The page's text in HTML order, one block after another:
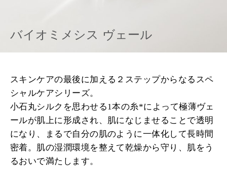
バイオミメシス ヴェール
スキンケアの最後に加える２ステップからなるスペ
シャルケアシリーズ。
小石丸シルクを思わせる1本の糸*によって極薄ヴェ
ールが肌上に形成され、肌になじませることで透明
になり、まるで自分の肌のように一体化して長時間
密着。肌の湿潤環境を整えて乾燥から守り、肌をう
るおいで満たします。